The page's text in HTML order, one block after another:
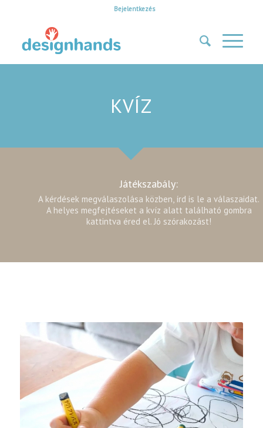
Bejelentkezés
KVÍZ
Játékszabály:
A kérdések megválaszolása közben, írd is le a válaszaidat.
A helyes megfejtéseket a kvíz alatt található gombra
kattintva éred el. Jó szórakozást!